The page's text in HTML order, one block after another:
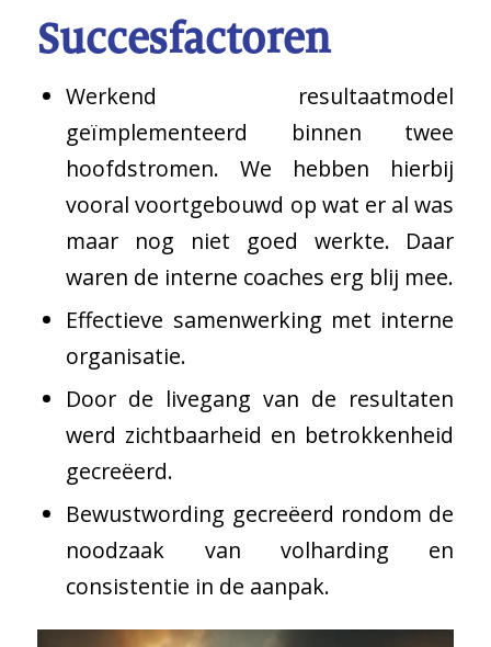
Succesfactoren
Werkend resultaatmodel
geïmplementeerd binnen twee
hoofdstromen. We hebben hierbij
vooral voortgebouwd op wat er al was
maar nog niet goed werkte. Daar
waren de interne coaches erg blij mee.
Effectieve samenwerking met interne
organisatie.
Door de livegang van de resultaten
werd zichtbaarheid en betrokkenheid
gecreëerd.
Bewustwording gecreëerd rondom de
noodzaak van volharding en
consistentie in de aanpak.